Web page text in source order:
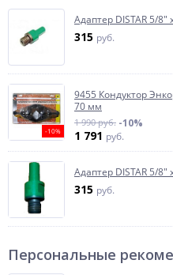
Адаптер DISTAR 5/8"
315 руб.
-10%
9455 Кондуктор
70 мм
1 990 руб. -10%
1 791 руб.
Адаптер DISTAR 5/8"
315 руб.
Персональные